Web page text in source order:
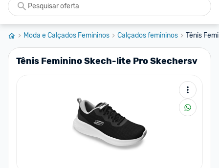
Moda e Calçados Femininos Calçados femininos Tênis
Tênis Feminino Skech-lite Pro Skechersv